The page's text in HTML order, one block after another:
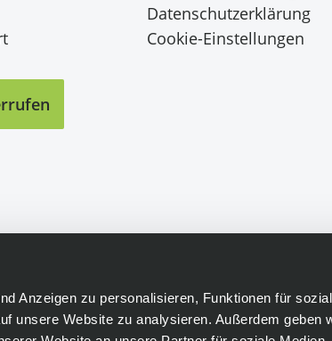
Anzeigen zu personalisieren, Funktionen für
unsere Website zu analysieren. Außerdem geben
Datenschutzerklärung
Cookie-Einstellungen